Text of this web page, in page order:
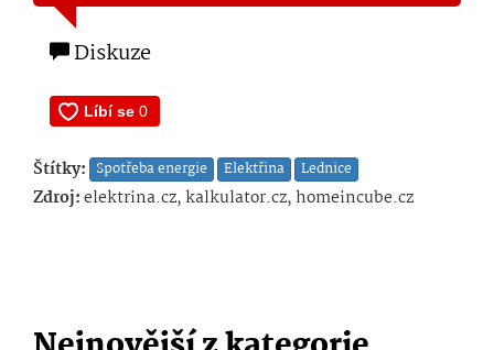
Diskuze
Štítky: Spotřeba energie Elektřina Lednice
Zdroj:elektrina.cz, kalkulator.cz, homeincube.cz